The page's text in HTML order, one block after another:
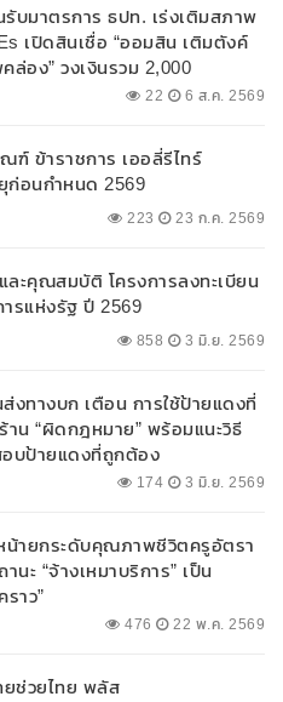
บมาตรการ ธปท. เร่งเติมสภาพ
เปิดสินเชื่อ “ออมสิน เติมตังค์
ล่อง” วงเงินรวม 2,000
นเงินทุนหมุนเวียนวงเงินกู้สูงสุด
22 6 ส.ค. 2569
ฑ์ ข้าราชการ เออลี่รีไทร์
อนกำหนด 2569
223 23 ก.ค. 2569
ะคุณสมบัติ โครงการลงทะเบียน
รแห่งรัฐ ปี 2569
858 3 มิ.ย. 2569
งทางบก เตือน การใช้ป้ายแดงที่
าน “ผิดกฎหมาย” พร้อมแนะวิธี
บป้ายแดงที่ถูกต้อง
174 3 มิ.ย. 2569
ายกระดับคุณภาพชีวิตครูอัตรา
นะ “จ้างเหมาบริการ” เป็น
าว”
476 22 พ.ค. 2569
ยช่วยไทย พลัส